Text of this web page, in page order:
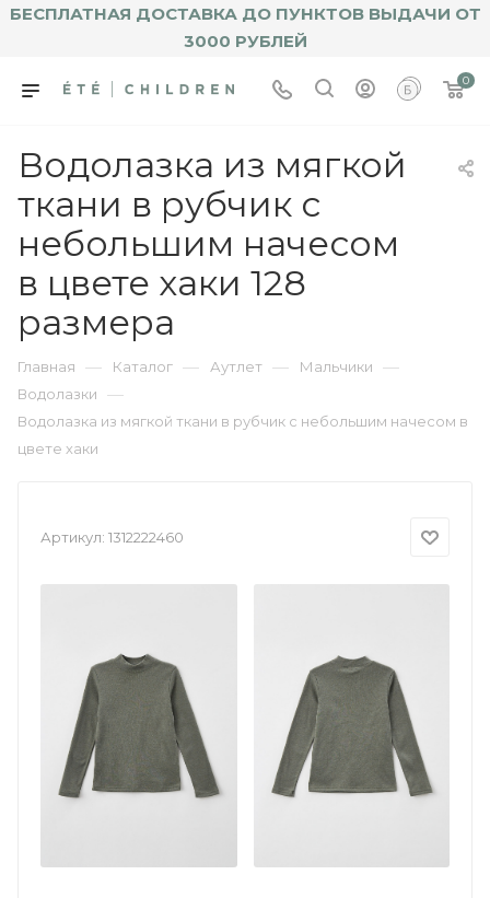
БЕСПЛАТНАЯ ДОСТАВКА ДО ПУНКТОВ ВЫДАЧИ ОТ
3000 РУБЛЕЙ
0
Водолазка из мягкой
ткани в рубчик с
небольшим начесом
в цвете хаки 128
размера
Главная — Каталог — Аутлет — Мальчики —
Водолазки —
Водолазка из мягкой ткани в рубчик с небольшим начесом в
цвете хаки
Артикул: 1312222460